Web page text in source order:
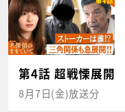
第4話 超戦慄展開
8月7日(金)放送分